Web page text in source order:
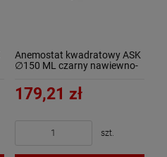
Anemostat kwadratowy ASK
∅150 ML czarny nawiewno-
179,21 zł
szt.